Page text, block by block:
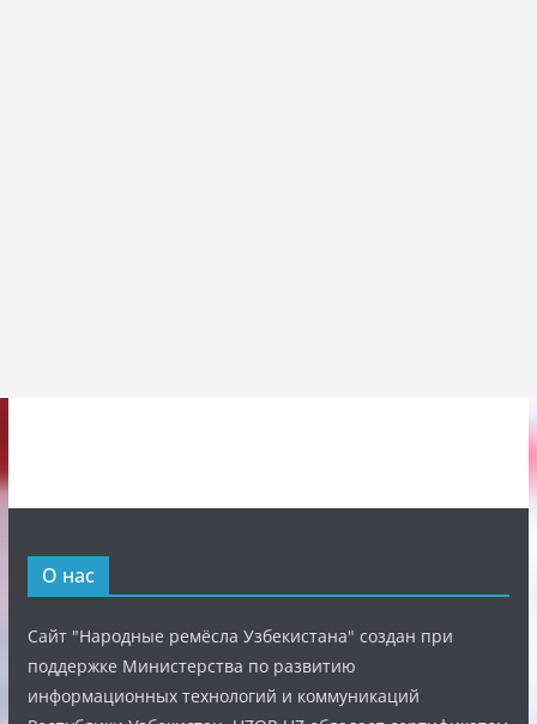
О нас
Сайт "Народные ремёсла Узбекистана" создан при
поддержке Министерства по развитию
информационных технологий и коммуникаций